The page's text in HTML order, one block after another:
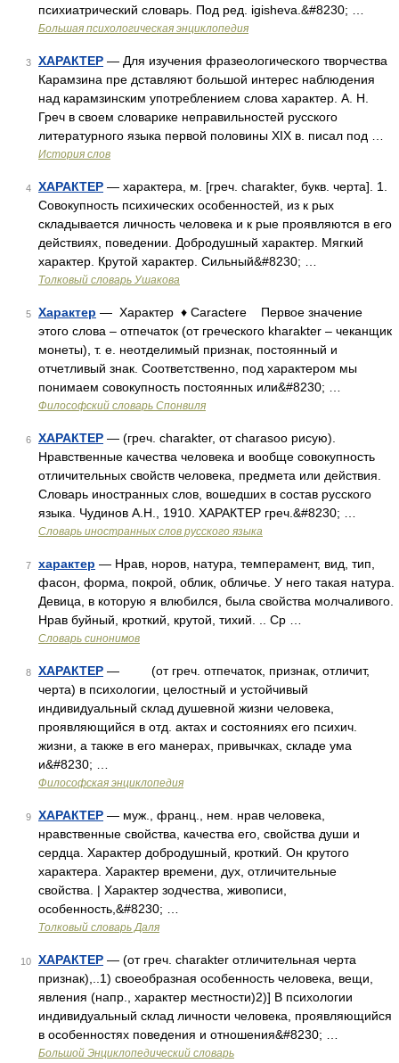
психиатрический словарь. Под ред. igisheva.&#8230; …
Большая психологическая энциклопедия
3 ХАРАКТЕР — Для изучения фразеологического творчества
Карамзина пре дставляют большой интерес наблюдения
над карамзинским употреблением слова характер. А. Н.
Греч в своем словарике неправильностей русского
литературного языка первой половины XIX в. писал под …
История слов
4 ХАРАКТЕР — характера, м. [греч. charakter, букв. черта]. 1.
Совокупность психических особенностей, из к рых
складывается личность человека и к рые проявляются в его
действиях, поведении. Добродушный характер. Мягкий
характер. Крутой характер. Сильный&#8230; …
Толковый словарь Ушакова
5 Характер — Характер ♦ Caractere Первое значение
этого слова – отпечаток (от греческого kharakter – чеканщик
монеты), т. е. неотделимый признак, постоянный и
отчетливый знак. Соответственно, под характером мы
понимаем совокупность постоянных или&#8230; …
Философский словарь Спонвиля
6 ХАРАКТЕР — (греч. charakter, от charasoo рисую).
Нравственные качества человека и вообще совокупность
отличительных свойств человека, предмета или действия.
Словарь иностранных слов, вошедших в состав русского
языка. Чудинов А.Н., 1910. ХАРАКТЕР греч.&#8230; …
Словарь иностранных слов русского языка
7 характер — Нрав, норов, натура, темперамент, вид, тип,
фасон, форма, покрой, облик, обличье. У него такая натура.
Девица, в которую я влюбился, была свойства молчаливого.
Нрав буйный, кроткий, крутой, тихий. .. Ср …
Словарь синонимов
8 ХАРАКТЕР — (от греч. отпечаток, признак, отличит,
черта) в психологии, целостный и устойчивый
индивидуальный склад душевной жизни человека,
проявляющийся в отд. актах и состояниях его психич.
жизни, а также в его манерах, привычках, складе ума
и&#8230; …
Философская энциклопедия
9 ХАРАКТЕР — муж., франц., нем. нрав человека,
нравственные свойства, качества его, свойства души и
сердца. Характер добродушный, кроткий. Он крутого
характера. Характер времени, дух, отличительные
свойства. | Характер зодчества, живописи,
особенность,&#8230; …
Толковый словарь Даля
10 ХАРАКТЕР — (от греч. charakter отличительная черта
признак),..1) своеобразная особенность человека, вещи,
явления (напр., характер местности)2)] В психологии
индивидуальный склад личности человека, проявляющийся
в особенностях поведения и отношения&#8230; …
Большой Энциклопедический словарь